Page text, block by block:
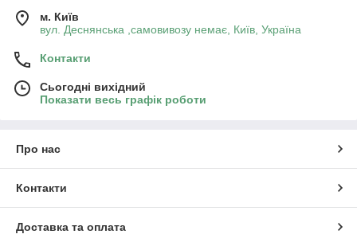
м. Київ
вул. Деснянська ,самовивозу немає, Київ, Україна
Контакти
Сьогодні вихідний
Показати весь графік роботи
Про нас
Контакти
Доставка та оплата